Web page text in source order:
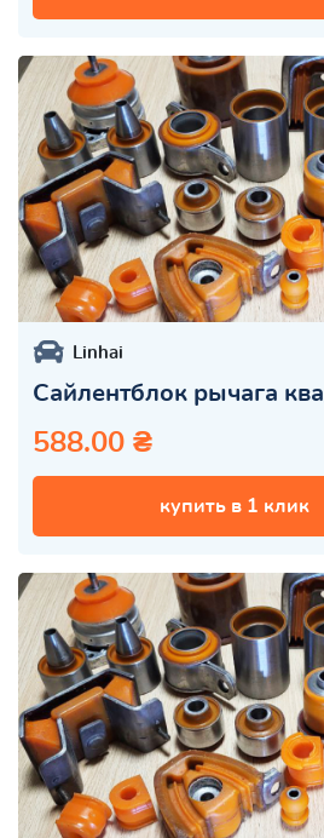
Linhai
Сайлентблок рычага
588.00 ₴
купить в 1 клик